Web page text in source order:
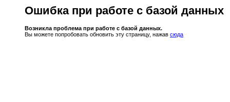
Ошибка при работе с базой данных
Возникла проблема при работе с базой данных.
Вы можете попробовать обновить эту страницу, нажав сюда